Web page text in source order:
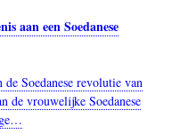
aan een Soedanese
Soedanese revolutie van
de vrouwelijke Soedanese